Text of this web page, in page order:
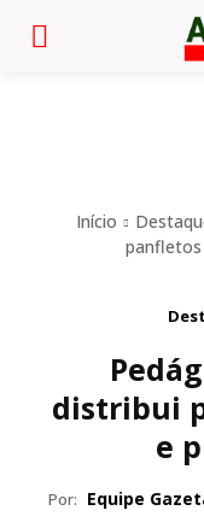
Início
panfletos
distribui
e
Por: Equipe